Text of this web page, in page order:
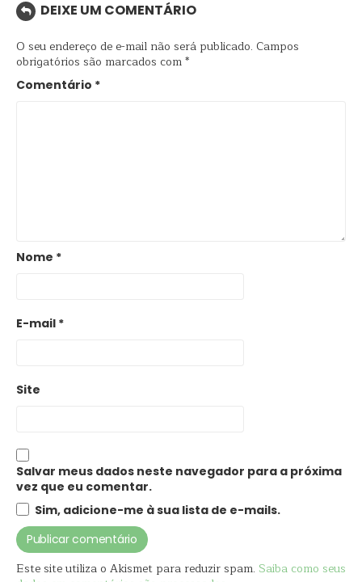
DEIXE UM COMENTÁRIO
O seu endereço de e-mail não será publicado. Campos
obrigatórios são marcados com*
Comentário *
Nome *
E-mail *
Site
Salvar meus dados neste navegador para a próxima
vez que eu comentar.
Sim, adicione-me à sua lista de e-mails.
Este site utiliza o Akismet para reduzir spam. Saiba como seus